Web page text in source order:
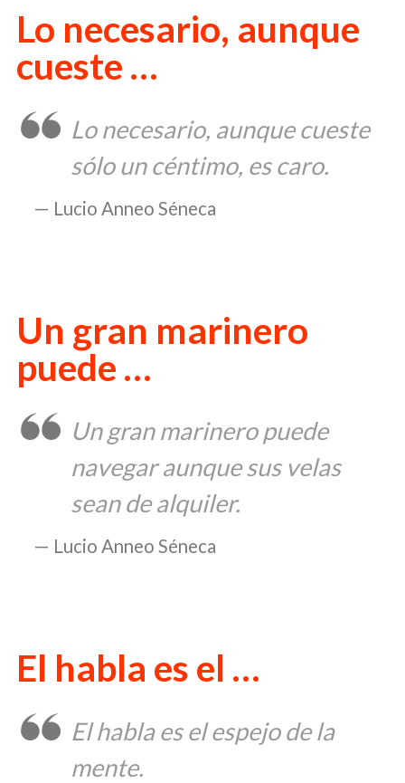
Lo necesario, aunque
cueste …
Lucio Anneo Séneca
Lo necesario, aunque cueste
sólo un céntimo, es caro.
Un gran marinero
puede …
Lucio Anneo Séneca
Un gran marinero puede
navegar aunque sus velas
sean de alquiler.
El habla es el …
El habla es el espejo de la
mente.